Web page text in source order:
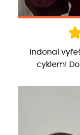
Indonal
cyklem!